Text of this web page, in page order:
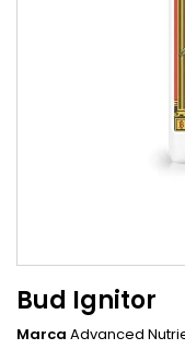
Bud Ignitor
Marca Advanced